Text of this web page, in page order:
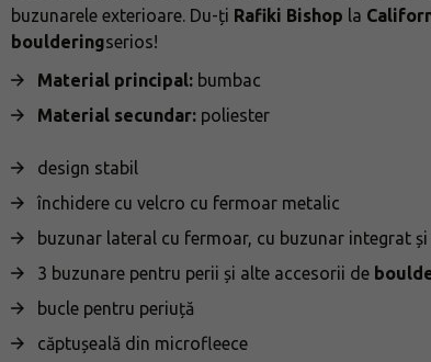
buzunarele exterioare. Du-ți Rafiki Bishop la
boulderingserios!
Material principal: bumbac
Material secundar: poliester
design stabil
închidere cu velcro cu fermoar metalic
buzunar lateral cu fermoar, cu buzunar integrat
3 buzunare pentru perii și alte accesorii de
bucle pentru periuță
căptușeală din microfleece